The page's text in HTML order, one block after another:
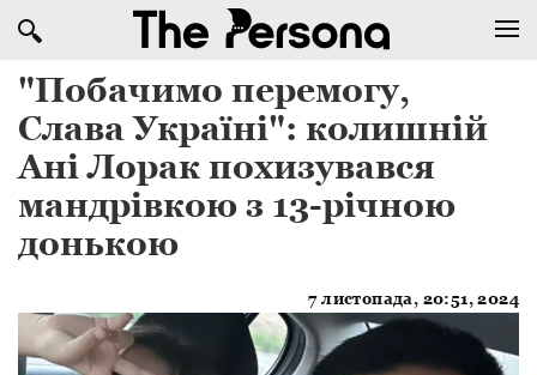
"Побачимо перемогу,
Слава Україні": колишній
Ані Лорак похизувався
мандрівкою з 13-річною
донькою
7 листопада, 20:51, 2024